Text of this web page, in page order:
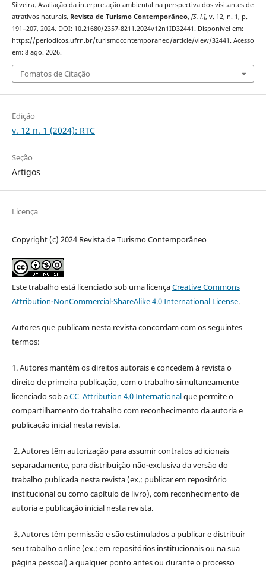
Silveira. Avaliação da interpretação ambiental na perspectiva dos visitantes de
atrativos naturais. Revista de Turismo Contemporâneo, [S. l.], v. 12, n. 1, p.
191–207, 2024. DOI: 10.21680/2357-8211.2024v12n1ID32441. Disponível em:
https://periodicos.ufrn.br/turismocontemporaneo/article/view/32441. Acesso
em: 8 ago. 2026.
Fomatos de Citação
Edição
v. 12 n. 1 (2024): RTC
Seção
Artigos
Licença
Copyright (c) 2024 Revista de Turismo Contemporâneo
Este trabalho está licenciado sob uma licençaCreative Commons
Attribution-NonCommercial-ShareAlike 4.0 International License.
Autores que publicam nesta revista concordam com os seguintes
termos:
1. Autores mantém os direitos autorais e concedem à revista o
direito de primeira publicação, com o trabalho simultaneamente
licenciado sob aCC Attribution 4.0 Internationalque permite o
compartilhamento do trabalho com reconhecimento da autoria e
publicação inicial nesta revista.
2. Autores têm autorização para assumir contratos adicionais
separadamente, para distribuição não-exclusiva da versão do
trabalho publicada nesta revista (ex.: publicar em repositório
institucional ou como capítulo de livro), com reconhecimento de
autoria e publicação inicial nesta revista.
3. Autores têm permissão e são estimulados a publicar e distribuir
seu trabalho online (ex.: em repositórios institucionais ou na sua
página pessoal) a qualquer ponto antes ou durante o processo